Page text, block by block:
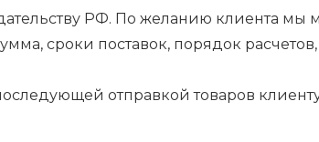
РФ. По желанию клиента мы
сроки поставок, порядок
отправкой товаров